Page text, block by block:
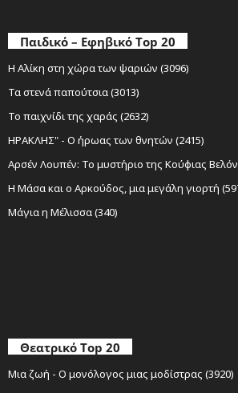
Παιδικό – Εφηβικό Top 20
Η Αλίκη στη χώρα των ψαριών (3096)
Τα στενά παπούτσια (3013)
Το παιχνίδι της χαράς (2632)
ΗΡΑΚΛΗΣ" - Ο ήρωας των θνητών (2415)
Αρσέν Λουπέν: Το μυστήριο της Κούφιας
Η Μάσα και ο Αρκούδος, μια μεγάλη γιορτή
Μάγια η Μέλισσα (340)
Θεατρικό Top 20
Μια ζωή - Ο μονόλογος μιας μοδίστρας (3920)